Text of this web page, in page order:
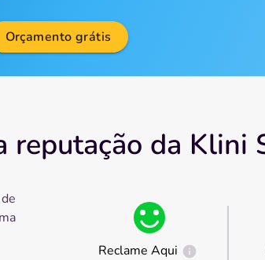
Orçamento grátis
reputação da Klini
Reclame Aqui